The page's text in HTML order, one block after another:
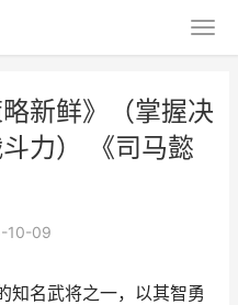
新鲜》（掌握决
力） 《司马懿
10-09
知名武将之一，以其智勇